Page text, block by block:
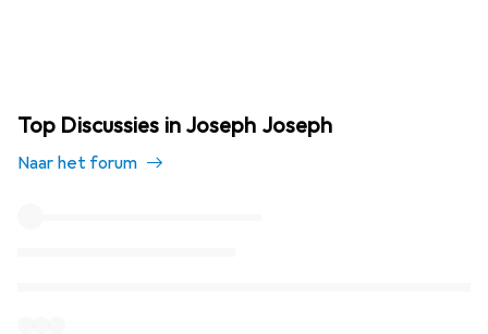
Top Discussies in Joseph Joseph
Naar het forum